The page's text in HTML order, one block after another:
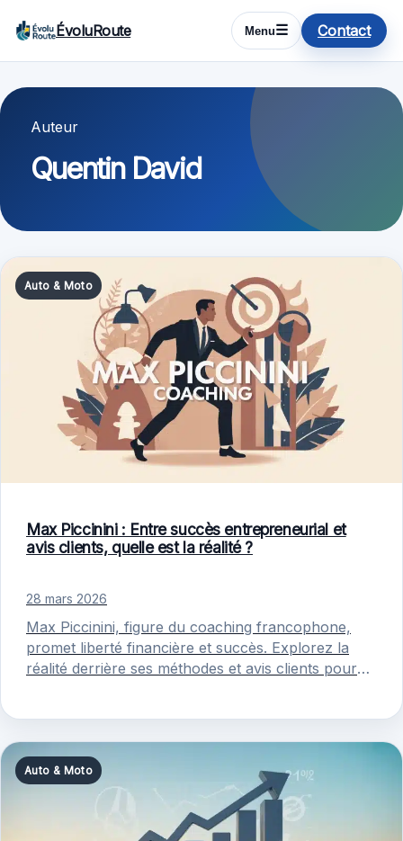
ÉvoluRoute Menu☰ Contact
Auteur
Quentin David
Auto & Moto
Max Piccinini : Entre succès entrepreneurial et
avis clients, quelle est la réalité ?
28 mars 2026
Max Piccinini, figure du coaching francophone,
promet liberté financière et succès. Explorez la
réalité derrière ses méthodes et avis clients pour
Auto & Moto